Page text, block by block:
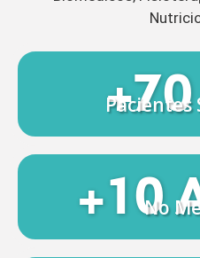
+10
No